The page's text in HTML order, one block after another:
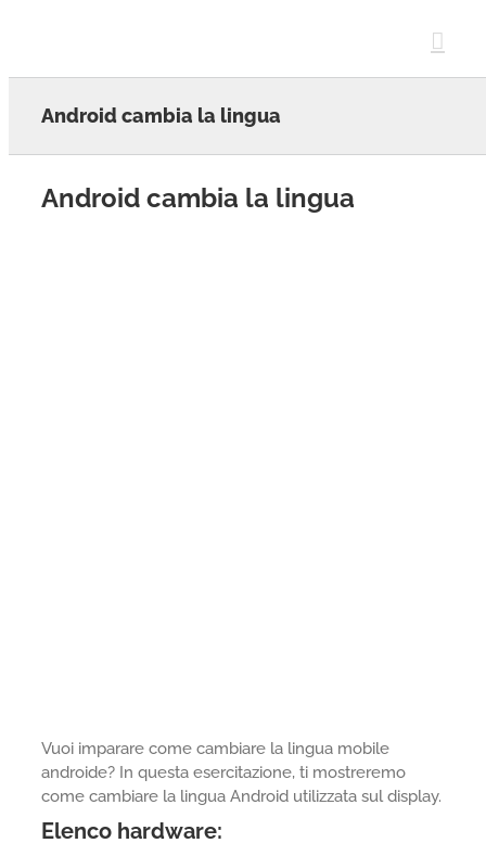
Android cambia la lingua
Android cambia la lingua
Vuoi imparare come cambiare la lingua mobile
androide? In questa esercitazione, ti mostreremo
come cambiare la lingua Android utilizzata sul display.
Elenco hardware: